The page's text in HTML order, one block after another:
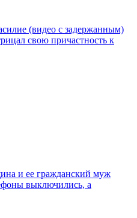
(видео с задержанным)
свою причастность к
и ее гражданский муж
выключились, а